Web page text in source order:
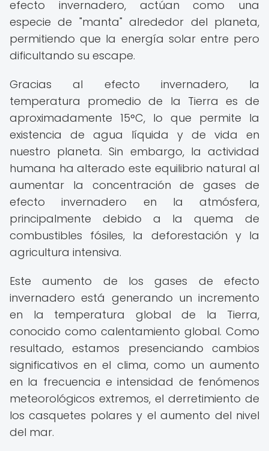
efecto invernadero, actúan como una
especie de "manta" alrededor del planeta,
permitiendo que la energía solar entre pero
dificultando su escape.
Gracias al efecto invernadero, la
temperatura promedio de la Tierra es de
aproximadamente 15°C, lo que permite la
existencia de agua líquida y de vida en
nuestro planeta. Sin embargo, la actividad
humana ha alterado este equilibrio natural al
aumentar la concentración de gases de
efecto invernadero en la atmósfera,
principalmente debido a la quema de
combustibles fósiles, la deforestación y la
agricultura intensiva.
Este aumento de los gases de efecto
invernadero está generando un incremento
en la temperatura global de la Tierra,
conocido como calentamiento global. Como
resultado, estamos presenciando cambios
significativos en el clima, como un aumento
en la frecuencia e intensidad de fenómenos
meteorológicos extremos, el derretimiento de
los casquetes polares y el aumento del nivel
del mar.